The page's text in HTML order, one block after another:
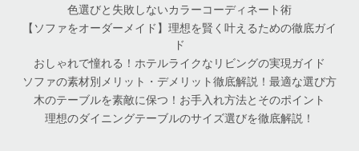
色選びと失敗しないカラーコーディネート術
【ソファをオーダーメイド】理想を賢く叶えるための徹底ガイ
ド
おしゃれで憧れる！ホテルライクなリビングの実現ガイド
ソファの素材別メリット・デメリット徹底解説！最適な選び方
木のテーブルを素敵に保つ！お手入れ方法とそのポイント
理想のダイニングテーブルのサイズ選びを徹底解説！